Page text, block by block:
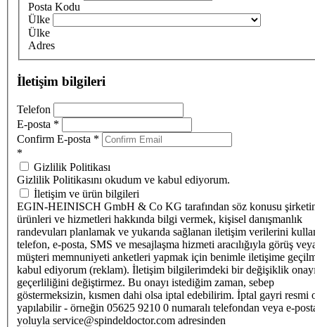
Posta Kodu
Ülke
Ülke
Adres
İletişim bilgileri
Telefon
E-posta *
Confirm E-posta *
*
Gizlilik Politikası
Gizlilik Politikasını okudum ve kabul ediyorum.
İletişim ve ürün bilgileri
EGIN-HEINISCH GmbH & Co KG tarafından söz konusu
ürünleri ve hizmetleri hakkında bilgi vermek, kişisel danışmanlık
randevuları planlamak ve yukarıda sağlanan iletişim verilerini
telefon, e-posta, SMS ve mesajlaşma hizmeti aracılığıyla görüş
müşteri memnuniyeti anketleri yapmak için benimle iletişime
kabul ediyorum (reklam). İletişim bilgilerimdeki bir değişiklik
geçerliliğini değiştirmez. Bu onayı istediğim zaman, sebep
göstermeksizin, kısmen dahi olsa iptal edebilirim. İptal gayri resmi
yapılabilir - örneğin 05625 9210 0 numaralı telefondan veya e-
yoluyla service@spindeldoctor.com adresinden